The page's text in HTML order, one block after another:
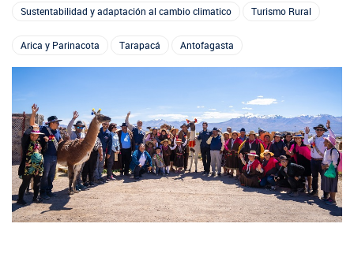
Trabaje en INDAP
Ver todos los Programas
Biobío
Seminarios
Biblioteca
Suscríbase a nuestras noticias
Videos
Podcast
Fotografía
Sustentabilidad y adaptación al cambio climatico Turismo Rural
Arica y Parinacota Tarapacá Antofagasta